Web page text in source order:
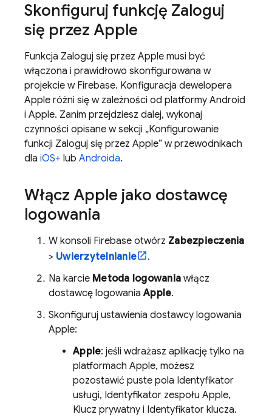
Skonfiguruj funkcję Zaloguj
się przez Apple
Funkcja Zaloguj się przez Apple musi być
włączona i prawidłowo skonfigurowana w
projekcie w Firebase. Konfiguracja dewelopera
Apple różni się w zależności od platformy Android
i Apple. Zanim przejdziesz dalej, wykonaj
czynności opisane w sekcji „Konfigurowanie
funkcji Zaloguj się przez Apple” w przewodnikach
dla iOS+ lub Androida.
Włącz Apple jako dostawcę
logowania
W konsoli Firebase otwórz Zabezpieczenia
> Uwierzytelnianie
.
Na karcie Metoda logowania włącz
dostawcę logowaniaApple.
Skonfiguruj ustawienia dostawcy logowania
Apple:
Apple: jeśli wdrażasz aplikację tylko na
platformach Apple, możesz
pozostawić puste pola Identyfikator
usługi, Identyfikator zespołu Apple,
Klucz prywatny i Identyfikator klucza.